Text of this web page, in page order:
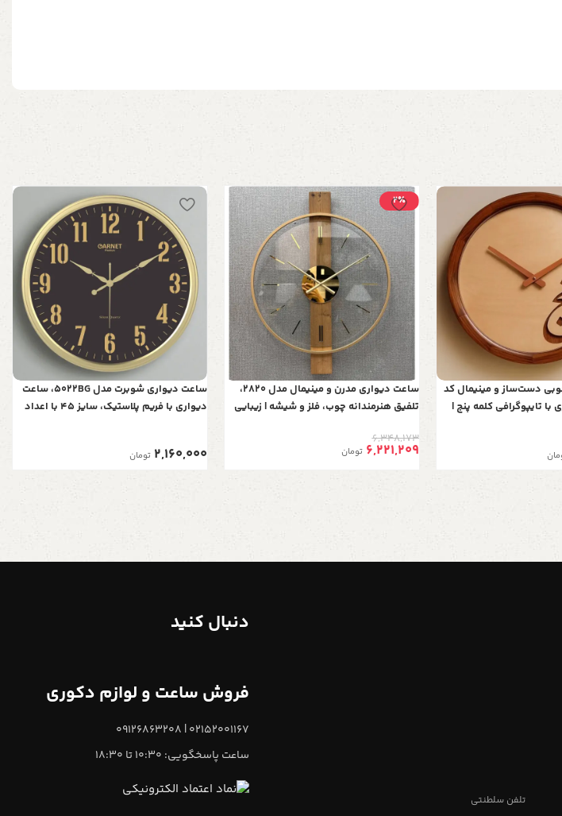
دست‌ساز و مینیمال کد
با تایپوگرافی کلمه پنج |
2٪
ساعت‌ دیواری مدرن و مینیمال مدل 2820،
تلفیق هنرمندانه چوب، فلز و شیشه | زیبایی
6,348,173
6,221,209 تومان
ساعت دیواری شوبرت مدل 5022BG، ساعت
دیواری با فریم پلاستیک، سایز 45 با اعداد
2,160,000 تومان
تلفن سلطنتی
دنبال کنید
فروش ساعت و لوازم دکوری
02152001167 | 09126863208
ساعت پاسخگویی: 10:30 تا 18:30